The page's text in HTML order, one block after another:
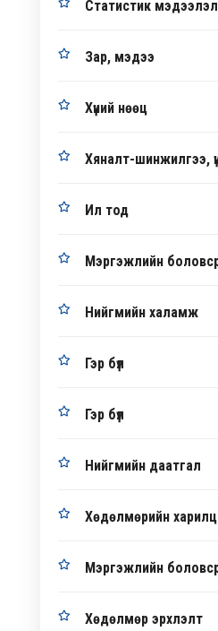
Статистик мэдээлэл
Зар, мэдээ
Хүний нөөц
Хяналт-шинжилгээ,
Ил тод
Мэргэжлийн
Нийгмийн халамж
Гэр бүл
Гэр бүл
Нийгмийн даатгал
Хөдөлмөрийн
Мэргэжлийн
Хөдөлмөр эрхлэлт